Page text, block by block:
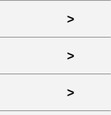
>
>
>